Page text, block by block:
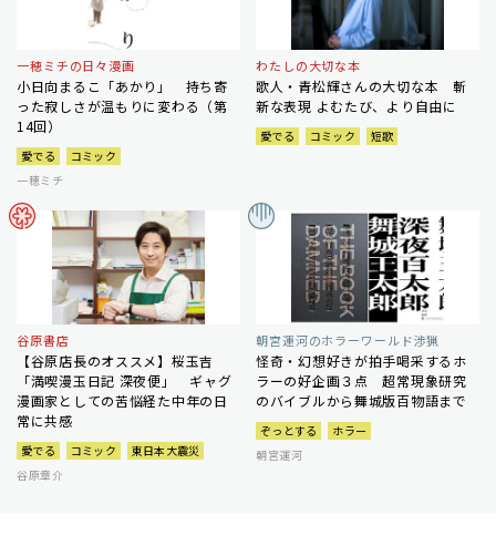
一穂ミチの日々漫画
小日向まるこ「あかり」 持ち寄
った寂しさが温もりに変わる（第
14回）
愛でる
コミック
一穂ミチ
わたしの大切な本
歌人・青松輝さんの大切な本 斬
新な表現 よむたび、より自由に
愛でる コミック 短歌
谷原書店
【谷原店長のオススメ】桜玉吉
「満喫漫玉日記 深夜便」 ギャグ
漫画家としての苦悩経た中年の日
常に共感
愛でる コミック
東日本大震災
谷原章介
朝宮運河のホラーワールド渉猟
怪奇・幻想好きが拍手喝采するホ
ラーの好企画３点 超常現象研究
のバイブルから舞城版百物語まで
ぞっとする
ホラー
朝宮運河